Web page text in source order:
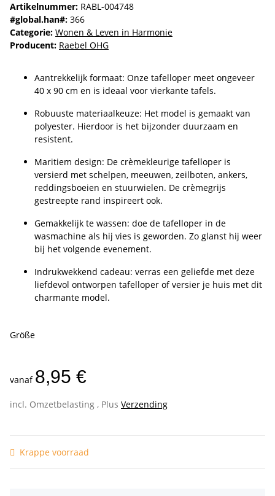
Artikelnummer: RABL-004748
#global.han#: 366
Categorie: Wonen & Leven in Harmonie
Producent: Raebel OHG
Aantrekkelijk formaat: Onze tafelloper meet ongeveer
40 x 90 cm en is ideaal voor vierkante tafels.
Robuuste materiaalkeuze: Het model is gemaakt van
polyester. Hierdoor is het bijzonder duurzaam en
resistent.
Maritiem design: De crèmekleurige tafelloper is
versierd met schelpen, meeuwen, zeilboten, ankers,
reddingsboeien en stuurwielen. De crèmegrijs
gestreepte rand inspireert ook.
Gemakkelijk te wassen: doe de tafelloper in de
wasmachine als hij vies is geworden. Zo glanst hij weer
bij het volgende evenement.
Indrukwekkend cadeau: verras een geliefde met deze
liefdevol ontworpen tafelloper of versier je huis met dit
charmante model.
Größe
vanaf 8,95 €
incl. Omzetbelasting , Plus Verzending
Krappe voorraad